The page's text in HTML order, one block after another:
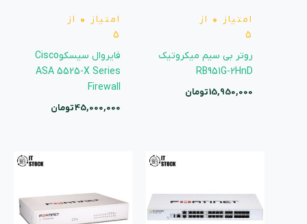
امتیاز 0 از
5
روتر بی سیم میکروتیک
RB951G-2HnD
15,950,000تومان
امتیاز 0 از
5
فایروال سیسکوCisco
ASA 5525-X Series
Firewall
45,000,000تومان